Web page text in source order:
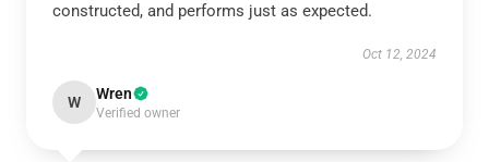
constructed, and performs just as expected.
Oct 12, 2024
W Wren
Verified owner